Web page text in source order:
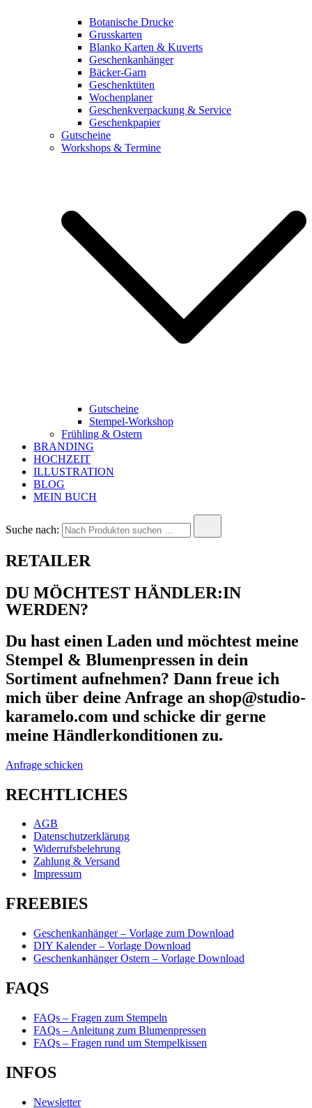
Botanische Drucke
Grusskarten
Blanko Karten & Kuverts
Geschenkanhänger
Bäcker-Garn
Geschenktüten
Wochenplaner
Geschenkverpackung & Service
Geschenkpapier
Gutscheine
Workshops & Termine
Gutscheine
Stempel-Workshop
Frühling & Ostern
BRANDING
HOCHZEIT
ILLUSTRATION
BLOG
MEIN BUCH
Suche nach:
RETAILER
DU MÖCHTEST HÄNDLER:IN
WERDEN?
Du hast einen Laden und möchtest meine
Stempel & Blumenpressen in dein
Sortiment aufnehmen? Dann freue ich
mich über deine Anfrage an shop@studio-
karamelo.com und schicke dir gerne
meine Händlerkonditionen zu.
Anfrage schicken
RECHTLICHES
AGB
Datenschutzerklärung
Widerrufsbelehrung
Zahlung & Versand
Impressum
FREEBIES
Geschenkanhänger – Vorlage zum Download
DIY Kalender – Vorlage Download
Geschenkanhänger Ostern – Vorlage Download
FAQS
FAQs – Fragen zum Stempeln
FAQs – Anleitung zum Blumenpressen
FAQs – Fragen rund um Stempelkissen
INFOS
Newsletter